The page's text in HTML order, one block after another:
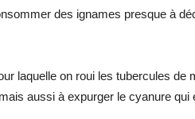
des ignames presque à
laquelle on roui les tubercules de
aussi à expurger le cyanure qui